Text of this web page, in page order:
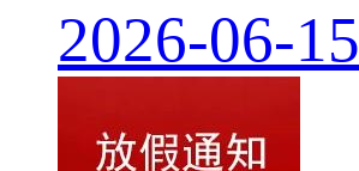
2026-06-15